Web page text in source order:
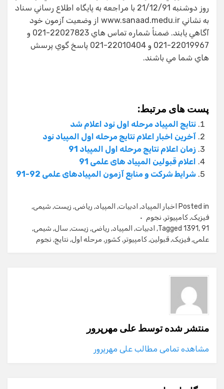
روز دوشنبه 21/12/91 با مراجعه به پايگاه اطلاع رساني سناد
به نشاني www.sanaad.medu.ir از وضعيت آزمون خود
آگاهي يابند. ضمناً شماره تماس هاي 22027823-021 و
22019967-021 و 22010404-021 پاسخ گوي پرسش
هاي شما مي باشند.
پست های مرتبط:
نتایج المپیاد مرحله اول نود اعلام شد
آخرین اخبار اعلام نتایج مرحله اول المپیاد نود
زمان اعلام نتایج مرحله اول المپیاد 91
اعلام قبولین المپیاد های علمی 91
شرایط شرکت و منابع آزمون المپیادهای علمی 92-91
Posted in اخبار المپیاد, ادبیات, المپیاد, ریاضی, زیست, شیمی,
فیزیک, کامپیوتر, نجوم
Tagged 1391,91
, ادبیات, المپیاد, ریاضی, زیست, سال, شیمی,
علمی, فیزیک, قبولین, کامپیوتر, کشور, مرحله اول, نتایج, نجوم
منتشر شده توسطعلی مهرپرور
مشاهده تمامی مطالب علی مهرپرور